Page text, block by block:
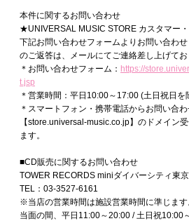
本件に関するお問い合わせ
★UNIVERSAL MUSIC STORE カスタマー
下記お問い合わせフォームよりお問い合わ
のご返答は、メールにてご連絡差し上げてお
＊お問い合わせフォーム： https://
t.jsp
＊営業時間：平日10:00～17:00 (土日祝日を
＊スマートフォン・携帯電話からお問い合わ
【store.universal-music.co.jp】のドメイン
ます。
■CD販売に関するお問い合わせ
TOWER RECORDS miniダイバーシティ東
TEL：03-3527-6161
※当店の営業時間は施設営業時間に準じます
当面の間、平日11:00～20:00 / 土日祝10:00